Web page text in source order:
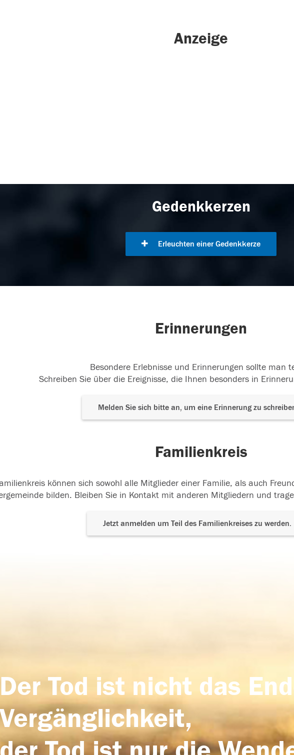
Anzeige
Gedenkkerzen
Erleuchten einer Gedenkkerze
Erinnerungen
Besondere Erlebnisse und Erinnerungen sollte man
Schreiben Sie über die Ereignisse, die Ihnen besonders in
Melden Sie sich bitte an, um eine Erinnerung zu
Familienkreis
können sich sowohl alle Mitglieder einer Familie, als auch
bilden. Bleiben Sie in Kontakt mit anderen Mitgliedern und
Jetzt anmelden um Teil des Familienkreises zu werden.
Der Tod ist nicht das